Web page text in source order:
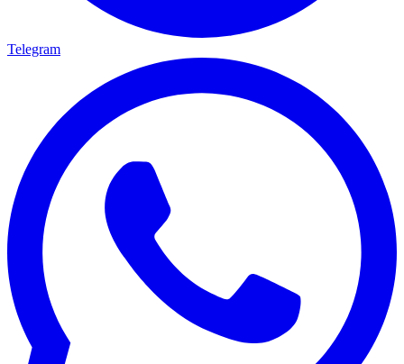
Telegram